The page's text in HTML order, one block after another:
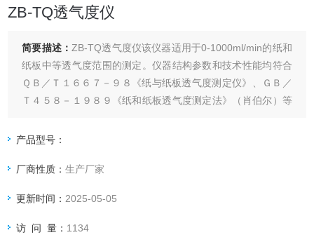
ZB-TQ透气度仪
简要描述： ZB-TQ透气度仪该仪器适用于0-1000ml/min的纸和
纸板中等透气度范围的测定。仪器结构参数和技术性能均符合
ＱＢ／Ｔ１６６７－９８《纸与纸板透气度测定仪》、ＧＢ／
Ｔ４５８－１９８９《纸和纸板透气度测定法》（肖伯尔）等
产品型号：
厂商性质：生产厂家
更新时间： 2025-05-05
访 问 量： 1134